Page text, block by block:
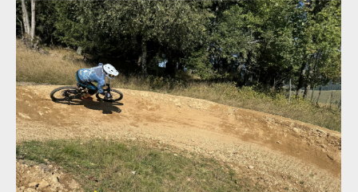
IMG 86
IMG 86
IMG 86
Whyte Kado v akci
Whyte Kado v akci
Whyte Kado v akci
Whyte Kado v akci